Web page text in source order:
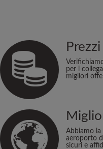
per i
migliori
Abbiamo la
aeroporto
sicuri e